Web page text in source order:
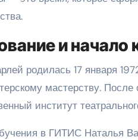
и начало
родилась 17 января
мастерству.
институт
в ГИТИС Наталья